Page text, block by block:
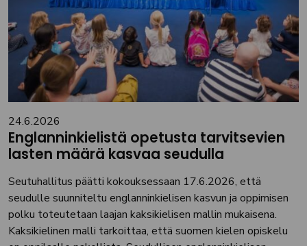
24.6.2026
Englanninkielistä opetusta tarvitsevien
lasten määrä kasvaa seudulla
Seutuhallitus päätti kokouksessaan 17.6.2026, että
seudulle suunniteltu englanninkielisen kasvun ja oppimisen
polku toteutetaan laajan kaksikielisen mallin mukaisena.
Kaksikielinen malli tarkoittaa, että suomen kielen opiskelu